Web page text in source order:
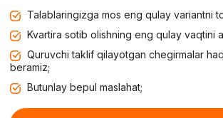
Talablaringizga mos eng qulay variantni
Kvartira sotib olishning eng qulay vaqtini
Quruvchi taklif qilayotgan chegirmalar
beramiz;
Butunlay bepul maslahat;